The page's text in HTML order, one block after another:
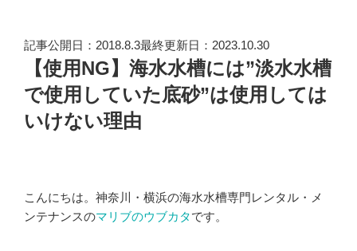
記事公開日：2018.8.3最終更新日：2023.10.30
【使用NG】海水水槽には”淡水水槽
で使用していた底砂”は使用しては
いけない理由
こんにちは。神奈川・横浜の海水水槽専門レンタル・メ
ンテナンスのマリブのウブカタです。